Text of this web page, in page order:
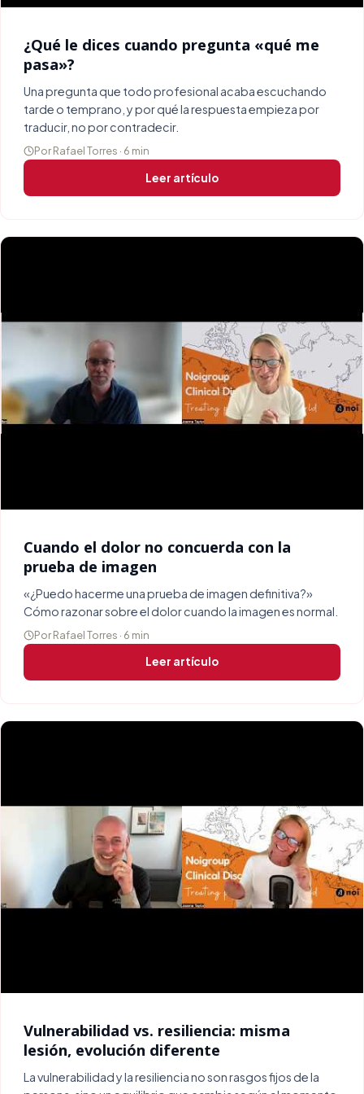
¿Qué le dices cuando pregunta «qué me
pasa»?
Una pregunta que todo profesional acaba escuchando
tarde o temprano, y por qué la respuesta empieza por
traducir, no por contradecir.
Por Rafael Torres · 6 min
Leer artículo
Cuando el dolor no concuerda con la
prueba de imagen
«¿Puedo hacerme una prueba de imagen definitiva?»
Cómo razonar sobre el dolor cuando la imagen es normal.
Por Rafael Torres · 6 min
Leer artículo
Vulnerabilidad vs. resiliencia: misma
lesión, evolución diferente
La vulnerabilidad y la resiliencia no son rasgos fijos de la